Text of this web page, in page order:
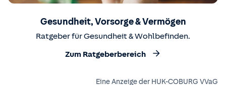
Gesundheit, Vorsorge & Vermögen
Ratgeber für Gesundheit & Wohlbefinden.
Zum Ratgeberbereich
Eine Anzeige der HUK-COBURG VVaG